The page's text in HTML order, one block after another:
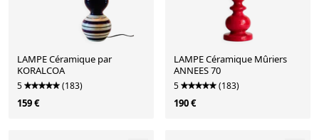
LAMPE Céramique par
KORALCOA
5 (183)
159 €
LAMPE Céramique Mûriers
ANNEES 70
5 (183)
190 €